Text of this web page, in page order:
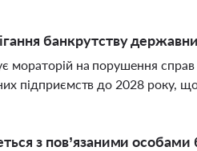
банкрутству
мораторій на порушення
підприємств до 2028 року,
з пов’язаними особами